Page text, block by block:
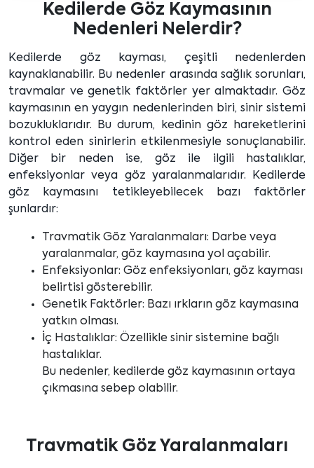
Kedilerde Göz Kaymasının
Nedenleri Nelerdir?
Kedilerde göz kayması, çeşitli nedenlerden
kaynaklanabilir. Bu nedenler arasında sağlık sorunları,
travmalar ve genetik faktörler yer almaktadır. Göz
kaymasının en yaygın nedenlerinden biri, sinir sistemi
bozukluklarıdır. Bu durum, kedinin göz hareketlerini
kontrol eden sinirlerin etkilenmesiyle sonuçlanabilir.
Diğer bir neden ise, göz ile ilgili hastalıklar,
enfeksiyonlar veya göz yaralanmalarıdır. Kedilerde
göz kaymasını tetikleyebilecek bazı faktörler
şunlardır:
Travmatik Göz Yaralanmaları: Darbe veya
yaralanmalar, göz kaymasına yol açabilir.
Enfeksiyonlar: Göz enfeksiyonları, göz kayması
belirtisi gösterebilir.
Genetik Faktörler: Bazı ırkların göz kaymasına
yatkın olması.
İç Hastalıklar: Özellikle sinir sistemine bağlı
hastalıklar.
Bu nedenler, kedilerde göz kaymasının ortaya
çıkmasına sebep olabilir.
Travmatik Göz Yaralanmaları